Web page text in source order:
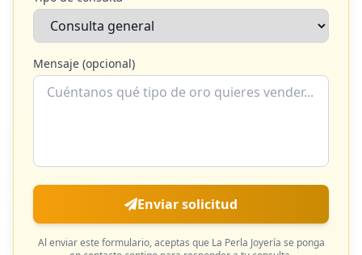
Mensaje (opcional)
Enviar solicitud
Al enviar este formulario, aceptas que La Perla Joyería se ponga